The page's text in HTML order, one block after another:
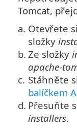
Tomcat,
a. Otevřete
složky
b. Ze složky
apache-
c. Stáhněte
balíčkem
d. Přesuňte
installers.